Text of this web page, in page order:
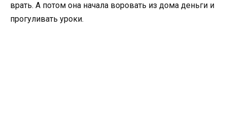
врать. А потом она начала воровать из дома деньги и
прогуливать уроки.